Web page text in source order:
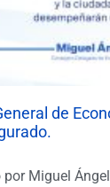
de
Miguel